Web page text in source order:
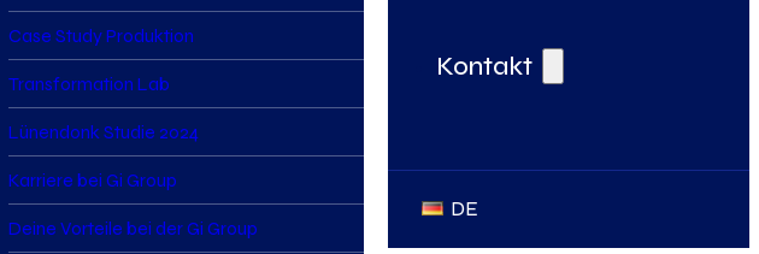
Case Study Produktion
Transformation Lab
Lünendonk Studie 2024
Karriere bei Gi Group
Deine Vorteile bei der Gi Group
Kontakt
DE